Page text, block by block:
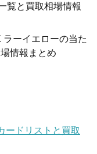
覧と買取相場情報
ラーイエローの当た
情報まとめ
ードリストと買取